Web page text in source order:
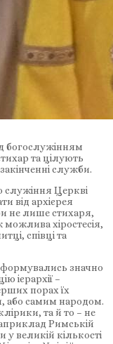
богослужінням
та цілують
служби.
служіння Церкві
від архієрея
не лише стихаря,
хіростесія,
співці та
значно
ієрархії –
порах їх
або самим народом.
та й то – не
Римській
у великій кількості